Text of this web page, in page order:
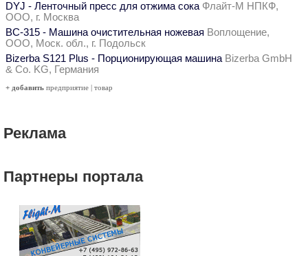
DYJ - Ленточный пресс для отжима сока Флайт-М НПКФ,
ООО, г. Москва
ВС-315 - Машина очистительная ножевая Воплощение,
ООО, Моск. обл., г. Подольск
Bizerba S121 Plus - Порционирующая машина Bizerba GmbH
& Co. KG, Германия
+ добавить предприятие | товар
Реклама
Партнеры портала